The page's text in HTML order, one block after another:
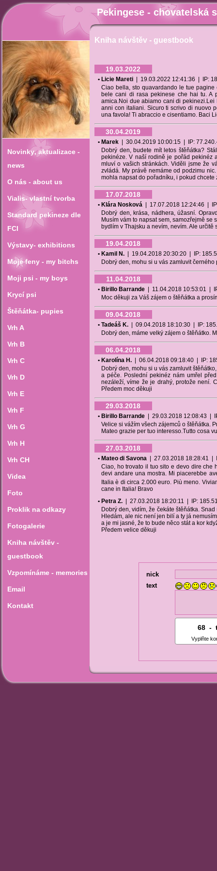
Pekingese - chovatelská
Novinky‚ aktualizace -
news
O nás - about us
Vialis- vlastní tvorba
Standard pekineze dle
FCI
Výstavy- exhibitions
Moje feny - my bitchs
Moji psi - my boys
Krycí psi
Štěňátka- pupies
Vrh A
Vrh B
Vrh C
Vrh D
Vrh E
Vrh F
Vrh G
Vrh H
Vrh CH
Videa
Foto
Proklik na odkazy
Fotogalerie
Kniha návštěv -
guestbook
Vzpomínáme - memories
Email
Kontakt
Kniha návštěv - guestbook
19.03.2022
• Licie Mareti | 19.03.2022 12:41:36 | IP:
Ciao bella, sto quavardando le tue
bele cani di rasa pekinese che hai tu. A
amica.Noi due abiamo cani di
anni con italiani. Sicuro ti scrivo di nuovo
una favola! Ti abraccio e cisentiamo. Baci
30.04.2019
• Marek | 30.04.2019 10:00:15 | IP:
Dobrý den, budete mít letos štěňátka?
pekinéze. V naší rodině je pořád pekinéz
mluví o vašich stránkách. Viděli jsme že
zvládá. My právě nemáme od podzimu
mohla napsat do pořadníku, i pokud chcete
17.07.2018
• Klára Nosková | 17.07.2018 12:24:46 |
Dobrý den, krása, nádhera, úžasní.
Musím vám to napsat sem, samozřejmě
bydlím v Thajsku a nevím, nevím. Ale určitě
19.04.2018
• Kamil N. | 19.04.2018 20:30:20 | IP:
Dobrý den, mohu si u vás zamluvit
11.04.2018
• Birillo Barrande | 11.04.2018 10:53:01 |
Moc děkuji za Váš zájem o štěňátka a
09.04.2018
• Tadeáš K. | 09.04.2018 18:10:30 | IP:
Dobrý den, máme velký zájem o štěňátko.
06.04.2018
• Karolína H. | 06.04.2018 09:18:40 | IP:
Dobrý den, mohu si u vás zamluvit
a péče. Poslední pekinéz nám umřel
nezáleží, víme že je drahý, protože není.
Předem moc děkuji
29.03.2018
• Birillo Barrande | 29.03.2018 12:08:43 |
Velice si vážím všech zájemců o štěňátka.
Mateo grazie per tuo interesso.Tutto cosa
27.03.2018
• Mateo di Savona | 27.03.2018 18:28:41 |
Ciao, ho trovato il tuo sito e devo dire che
devi andare una mostra. Mi piacerebbe
Italia è di circa 2.000 euro. Più meno.
cane in Italia! Bravo
• Petra Z. | 27.03.2018 18:20:11 | IP:
Dobrý den, vidím, že čekáte štěňátka.
Hledám, ale nic není jen bilí a ty já
a je mi jasné, že to bude něco stát a kor
Předem velice děkuji
nick
text
68 7- 5
Vyplňte